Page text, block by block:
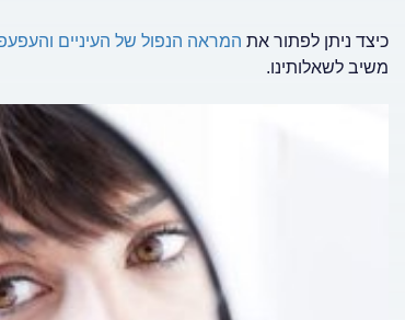
כיצד ניתן לפתור את המראה הנפול של העיניים
משיב לשאלותינו.